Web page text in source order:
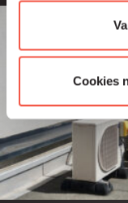
Cookies